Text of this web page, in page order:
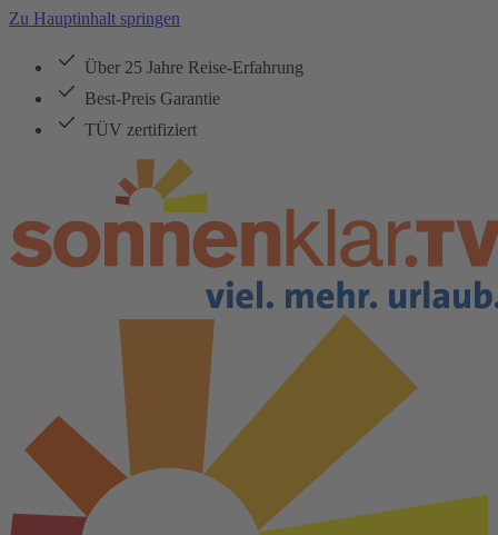
Zu Hauptinhalt springen
Über 25 Jahre Reise-Erfahrung
Best-Preis Garantie
TÜV zertifiziert